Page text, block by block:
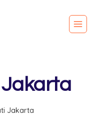
Jakarta